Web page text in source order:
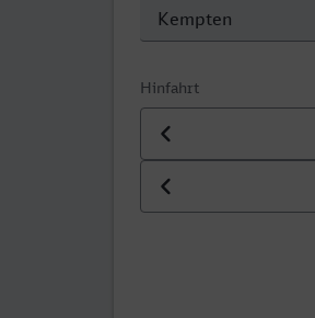
Hinfahrt
Datum der Hinfahrt
Uhrzeit der Hinfahrt